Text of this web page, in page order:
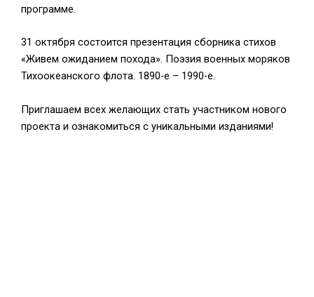
программе.
31 октября состоится презентация сборника стихов
«Живем ожиданием похода». Поэзия военных моряков
Тихоокеанского флота. 1890-е – 1990-е.
Приглашаем всех желающих стать участником нового
проекта и ознакомиться с уникальными изданиями!